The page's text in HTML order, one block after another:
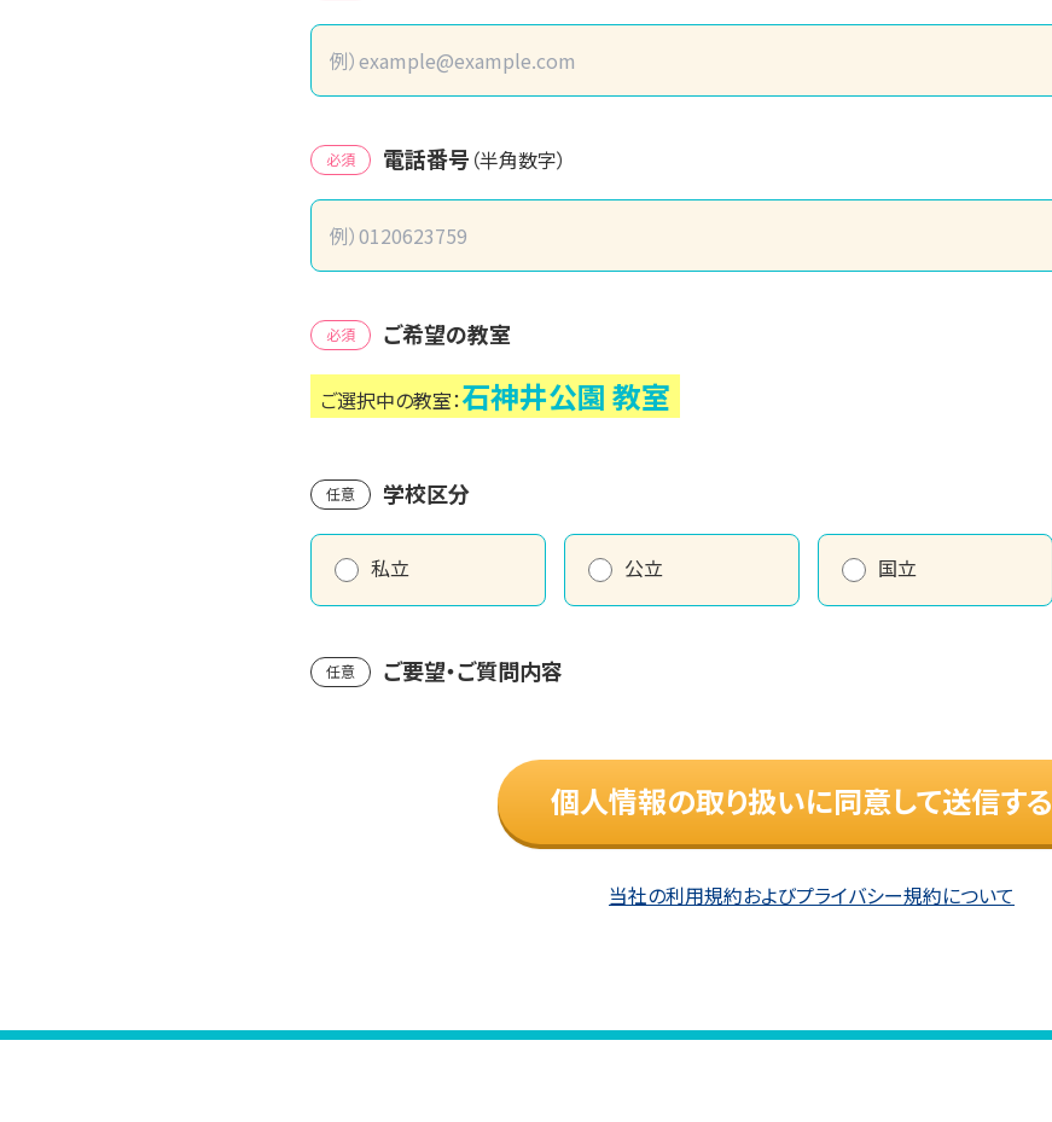
必須 電話番号 （半角数字）
必須 ご希望の教室
ご選択中の教室：石神井公園 教室
任意 学校区分
私立 公立 国立
任意 ご要望・ご質問内容
個人情報の取り扱いに同意して送信する
当社の利用規約およびプライバシー規約について